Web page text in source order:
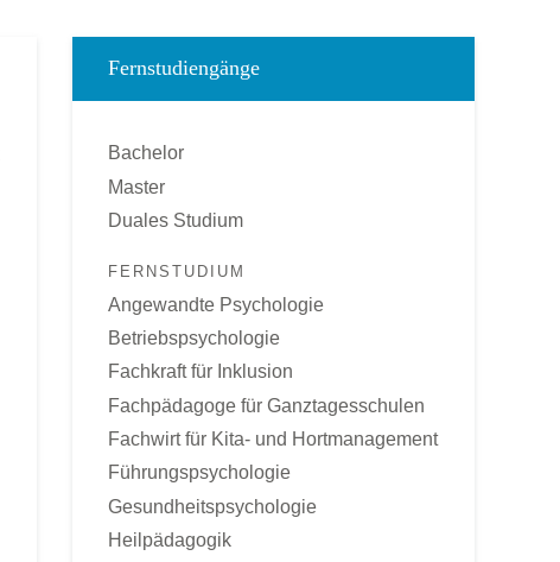
Fernstudiengänge
Bachelor
Master
Duales Studium
FERNSTUDIUM
Angewandte Psychologie
Betriebspsychologie
Fachkraft für Inklusion
Fachpädagoge für Ganztagesschulen
Fachwirt für Kita- und Hortmanagement
Führungspsychologie
Gesundheitspsychologie
Heilpädagogik